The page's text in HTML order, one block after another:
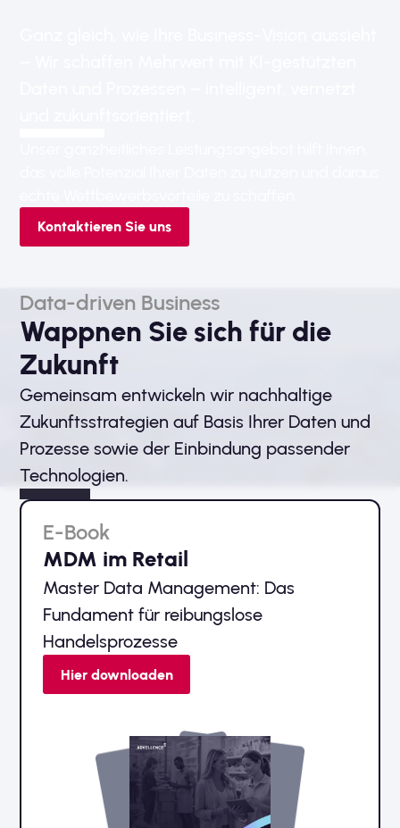
Kontaktieren Sie uns
Data-driven Business
Wappnen Sie sich für die
Zukunft
Gemeinsam entwickeln wir nachhaltige
Zukunftsstrategien auf Basis Ihrer Daten und
Prozesse sowie der Einbindung passender
Technologien.
E-Book
MDM im Retail
Master Data Management: Das
Fundament für reibungslose
Handelsprozesse
Hier downloaden